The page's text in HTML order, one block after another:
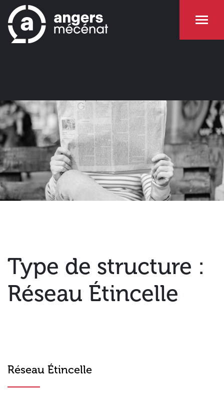
Type de structure :
Réseau Étincelle
Réseau Étincelle